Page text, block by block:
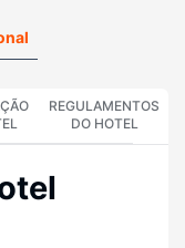
REGULAMENTOS
DO HOTEL